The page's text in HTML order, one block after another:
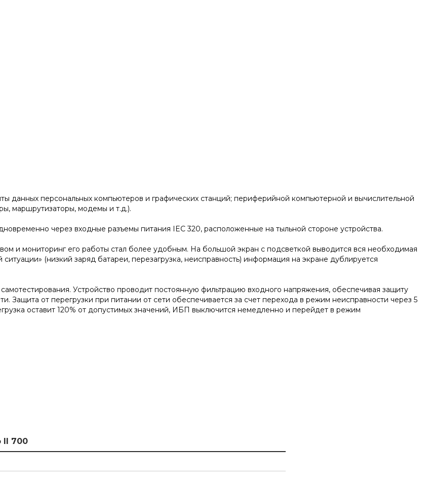
персональных компьютеров и графических станций; периферийной компьютерной и вычислительной
маршрутизаторы, модемы и т.д.).
через входные разъемы питания IEC 320, расположенные на тыльной стороне устройства.
и мониторинг его работы стал более удобным. На большой экран с подсветкой выводится вся необходимая
(низкий заряд батареи, перезагрузка, неисправность) информация на экране дублируется
Устройство проводит постоянную фильтрацию входного напряжения, обеспечивая защиту
Защита от перегрузки при питании от сети обеспечивается за счет перехода в режим неисправности через 5
оставит 120% от допустимых значений, ИБП выключится немедленно и перейдет в режим
II 700